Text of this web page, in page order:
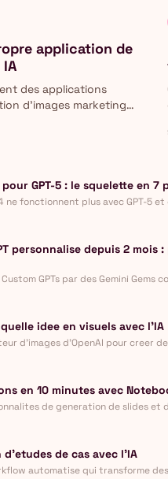
application de
des applications
d'images marketing
GPT-5 : le squelette en 7
ne fonctionnent plus avec GPT-5
personnalise depuis 2 mois
GPTs par des Gemini Gems
idee en visuels avec l'IA
d'images d'OpenAI pour creer
en 10 minutes avec
de generation de slides et
de cas avec l'IA
automatise qui transforme